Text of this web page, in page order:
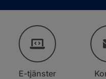
E-tjänster